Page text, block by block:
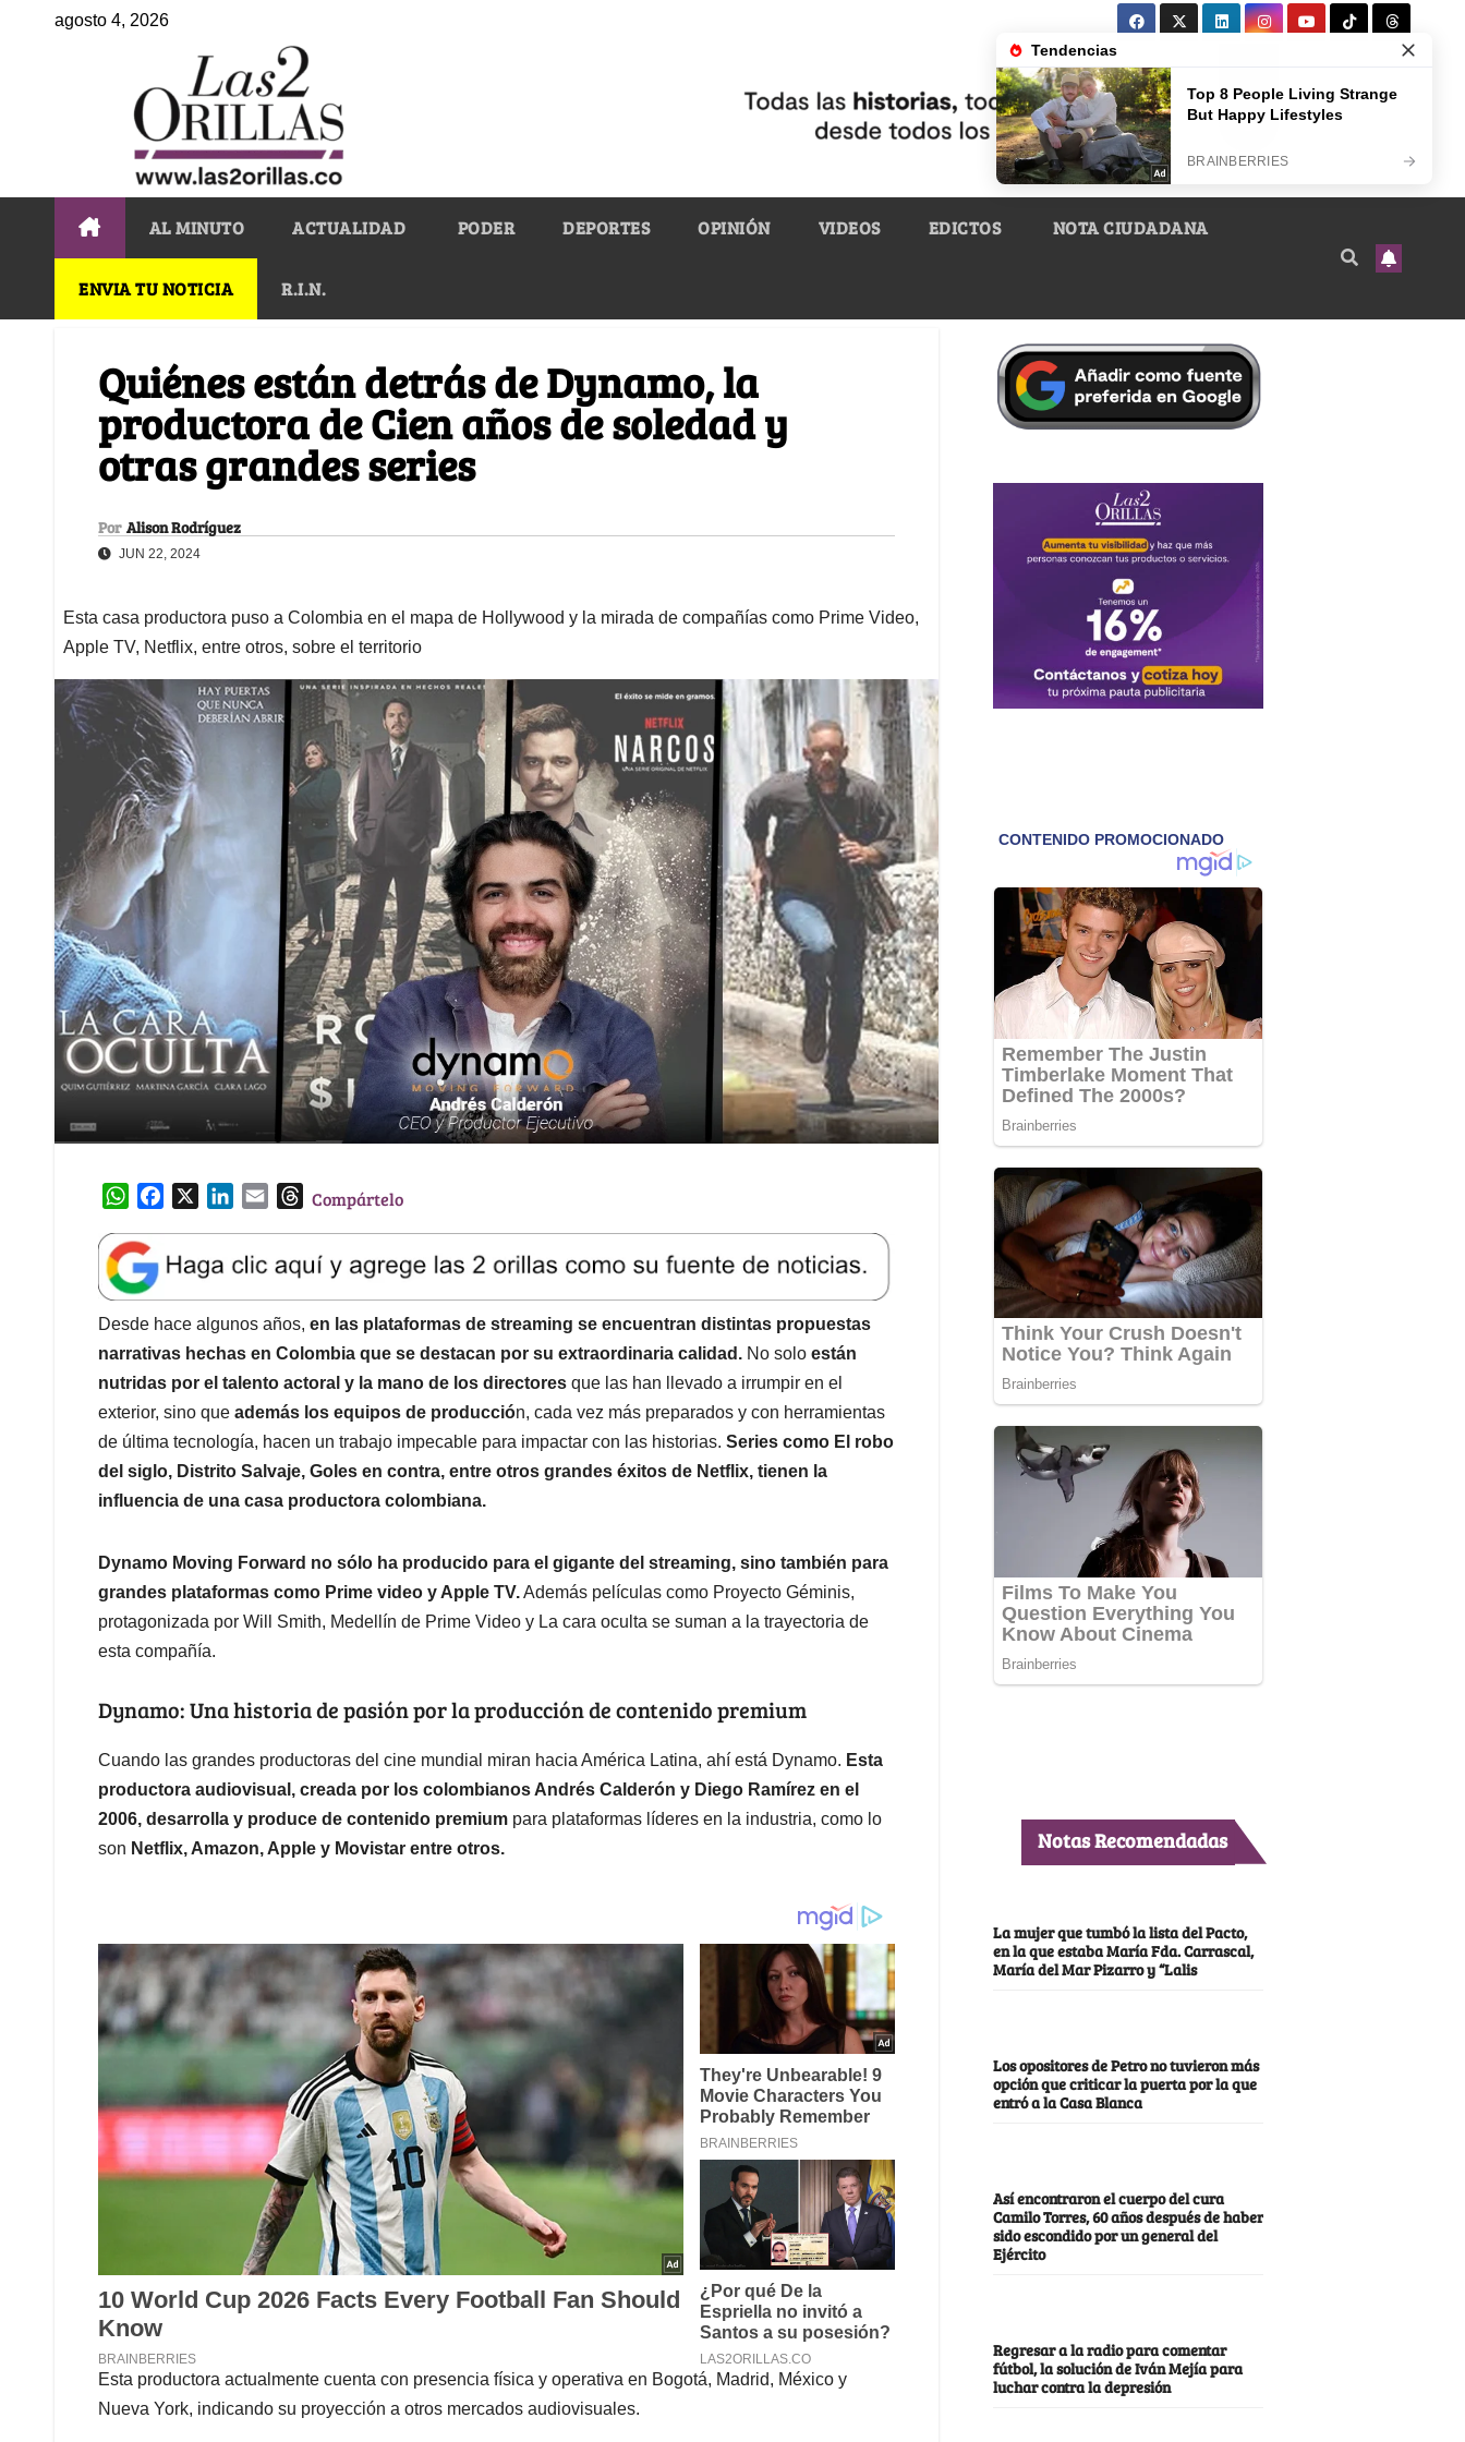
agosto 4, 2026
AL MINUTO ACTUALIDAD PODER DEPORTES OPINIÓN VIDEOS EDICTOS NOTA CIUDADANA
ENVIA TU NOTICIA R.I.N.
Quiénes están detrás de Dynamo, la
productora de Cien años de soledad y
otras grandes series
Por Alison Rodríguez
JUN 22, 2024
Esta casa productora puso a Colombia en el mapa de Hollywood y la mirada de compañías como Prime Video,
Apple TV, Netflix, entre otros, sobre el territorio
W
a
t
s
A
p
p
e
b
o
o
k
k
e
d
I
n
l
T
e
a
d
s
Compártelo
Desde hace algunos años, en las plataformas de streaming se encuentran distintas propuestas
narrativas hechas en Colombia que se destacan por su extraordinaria calidad. No solo están
nutridas por el talento actoral y la mano de los directores que las han llevado a irrumpir en el
exterior, sino que además los equipos de producción, cada vez más preparados y con herramientas
de última tecnología, hacen un trabajo impecable para impactar con las historias. Series como El robo
del siglo, Distrito Salvaje, Goles en contra, entre otros grandes éxitos de Netflix, tienen la
influencia de una casa productora colombiana.
Dynamo Moving Forward no sólo ha producido para el gigante del streaming, sino también para
grandes plataformas como Prime video y Apple TV.Además películas como Proyecto Géminis,
protagonizada por Will Smith, Medellín de Prime Video y La cara oculta se suman a la trayectoria de
esta compañía.
Dynamo: Una historia de pasión por la producción de contenido premium
Cuando las grandes productoras del cine mundial miran hacia América Latina, ahí está Dynamo. Esta
productora audiovisual, creada por los colombianos Andrés Calderón y Diego Ramírez en el
2006, desarrolla y produce de contenido premium para plataformas líderes en la industria, como lo
son Netflix, Amazon, Apple y Movistar entre otros.
Esta productora actualmente cuenta con presencia física y operativa en Bogotá, Madrid, México y
Nueva York, indicando su proyección a otros mercados audiovisuales.
Notas Recomendadas
La mujer que tumbó la lista del Pacto,
en la que estaba María Fda. Carrascal,
María del Mar Pizarro y “Lalis
Los opositores de Petro no tuvieron más
opción que criticar la puerta por la que
entró a la Casa Blanca
Así encontraron el cuerpo del cura
Camilo Torres, 60 años después de haber
sido escondido por un general del
Ejército
Regresar a la radio para comentar
fútbol, la solución de Iván Mejía para
luchar contra la depresión